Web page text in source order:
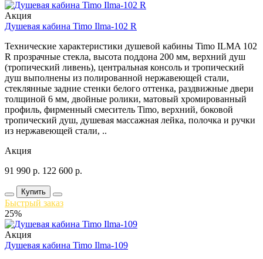
Акция
Душевая кабина Timo Ilma-102 R
Технические характеристики душевой кабины Timo ILMA 102
R прозрачные стекла, высота поддона 200 мм, верхний душ
(тропический ливень), центральная консоль и тропический
душ выполнены из полированной нержавеющей стали,
стеклянные задние стенки белого оттенка, раздвижные двери
толщиной 6 мм, двойные ролики, матовый хромированный
профиль, фирменный смеситель Timo, верхний, боковой
тропический душ, душевая массажная лейка, полочка и ручки
из нержавеющей стали, ..
Акция
91 990 р. 122 600 р.
Купить
Быстрый заказ
25%
Акция
Душевая кабина Timo Ilma-109